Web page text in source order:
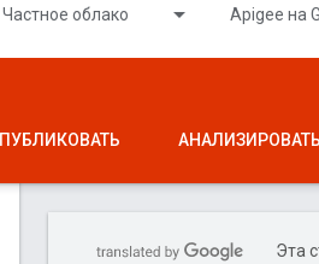
Частное облако Apigee на
ПУБЛИКОВАТЬ АНАЛИЗИРОВАТЬ
Эта